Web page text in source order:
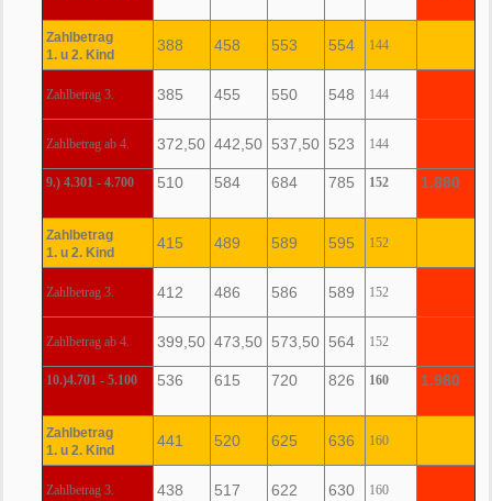
Zahlbetrag
1. u 2. Kind
388 458 553 554 144
Zahlbetrag 3. 385 455 550 548 144
Zahlbetrag ab 4. 372,50 442,50 537,50 523 144
9.) 4.301 - 4.700 510 584 684 785 152 1.880
Zahlbetrag
1. u 2. Kind
415 489 589 595 152
Zahlbetrag 3. 412 486 586 589 152
Zahlbetrag ab 4. 399,50 473,50 573,50 564 152
10.)4.701 - 5.100 536 615 720 826 160 1.980
Zahlbetrag
1. u 2. Kind
441 520 625 636 160
Zahlbetrag 3. 438 517 622 630 160